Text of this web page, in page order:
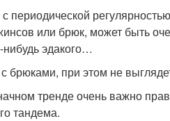
периодической
или брюк, может быть
нибудь эдакого…
с брюками, при этом не
тренде очень важно
тандема.